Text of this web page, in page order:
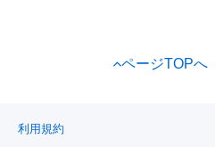
ページTOPへ
利用規約